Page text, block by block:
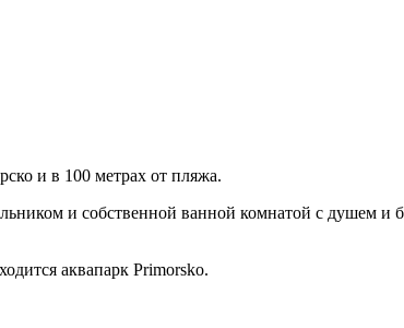
и в 100 метрах от пляжа.
и собственной ванной комнатой с душем и
аквапарк Primorsko.